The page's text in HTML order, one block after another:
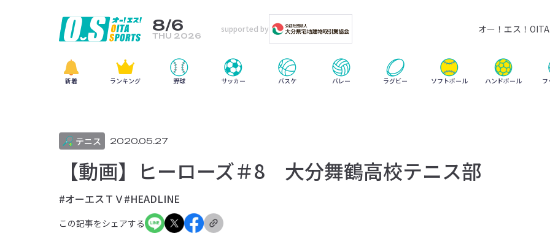
8/6
THU 2026
supported by オー！エス！
新着 ランキング 野球 サッカー バスケ バレー ラグビー ソフトボール ハンドボール
テニス 2020.05.27
【動画】ヒーローズ＃8 大分舞鶴高校テニス部
#オーエスＴＶ#HEADLINE
この記事をシェアする